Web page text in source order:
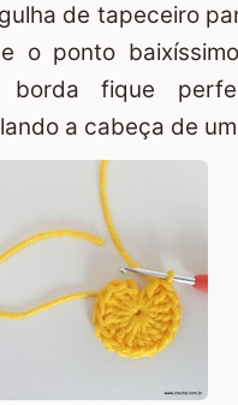
de tapeceiro
o ponto
fique
a cabeça de